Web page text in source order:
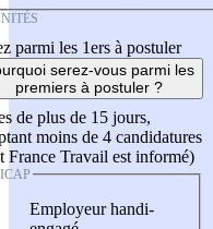
parmi les 1ers à postuler
serez-vous parmi les
premiers à postuler ?
de plus de 15 jours,
moins de 4 candidatures
France Travail est informé)
Employeur handi-